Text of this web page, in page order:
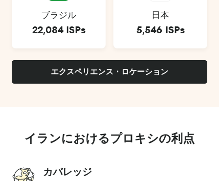
ブラジル
22,084 ISPs
日本
5,546 ISPs
エクスペリエンス・ロケーション
イランにおけるプロキシの利点
カバレッジ